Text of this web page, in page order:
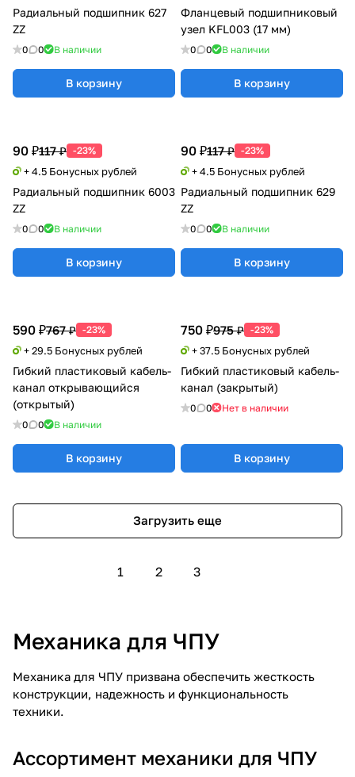
Радиальный подшипник 627
ZZ
0 0 В наличии
В корзину
Фланцевый подшипниковый
узел KFL003 (17 мм)
0 0 В наличии
В корзину
90 ₽117 ₽ -23%
+ 4.5 Бонусных рублей
Радиальный подшипник 6003
ZZ
0 0 В наличии
В корзину
90 ₽117 ₽ -23%
+ 4.5 Бонусных рублей
Радиальный подшипник 629
ZZ
0 0 В наличии
В корзину
590 ₽767 ₽ -23%
+ 29.5 Бонусных рублей
Гибкий пластиковый кабель-
канал открывающийся
(открытый)
0 0 В наличии
В корзину
750 ₽975 ₽ -23%
+ 37.5 Бонусных рублей
Гибкий пластиковый кабель-
канал (закрытый)
0 0 Нет в наличии
В корзину
Загрузить еще
1 2 3
Механика для ЧПУ
Механика для ЧПУ призвана обеспечить жесткость
конструкции, надежность и функциональность
техники.
Ассортимент механики для ЧПУ